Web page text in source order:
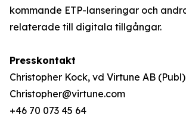
kommande ETP-lanseringar och
relaterade till digitala tillgångar.
Presskontakt
Christopher Kock, vd Virtune AB (Publ)
Christopher@virtune.com
+46 70 073 45 64